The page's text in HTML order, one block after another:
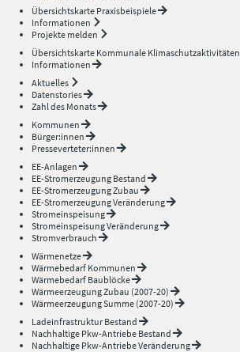
Übersichtskarte Praxisbeispiele
Informationen
Projekte melden
Übersichtskarte Kommunale Klimaschutzaktivitäten
Informationen
Aktuelles
Datenstories
Zahl des Monats
Kommunen
Bürger:innen
Presseverteter:innen
EE-Anlagen
EE-Stromerzeugung Bestand
EE-Stromerzeugung Zubau
EE-Stromerzeugung Veränderung
Stromeinspeisung
Stromeinspeisung Veränderung
Stromverbrauch
Wärmenetze
Wärmebedarf Kommunen
Wärmebedarf Baublöcke
Wärmeerzeugung Zubau (2007-20)
Wärmeerzeugung Summe (2007-20)
Ladeinfrastruktur Bestand
Nachhaltige Pkw-Antriebe Bestand
Nachhaltige Pkw-Antriebe Veränderung